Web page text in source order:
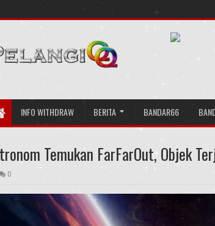
INFO WITHDRAW BERITA BANDAR66
Temukan FarFarOut, Objek
0